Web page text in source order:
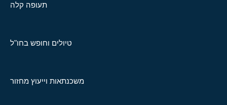
תעופה קלה
טיולים וחופש בחו"ל
משכנתאות וייעוץ מחזור